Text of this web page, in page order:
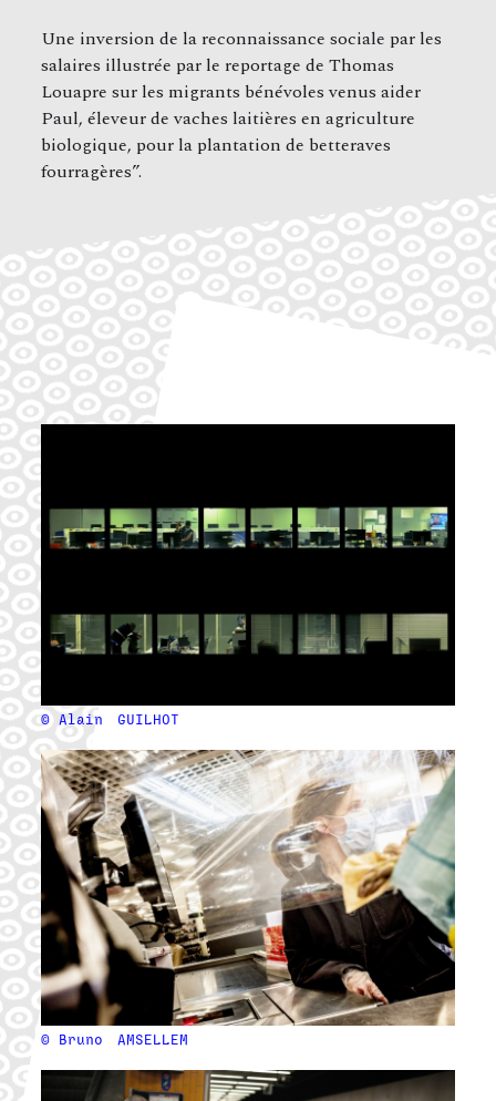
Une inversion de la reconnaissance sociale par les
salaires illustrée par le reportage de Thomas
Louapre sur les migrants bénévoles venus aider
Paul, éleveur de vaches laitières en agriculture
biologique, pour la plantation de betteraves
fourragères”.
© Alain GUILHOT
© Bruno AMSELLEM